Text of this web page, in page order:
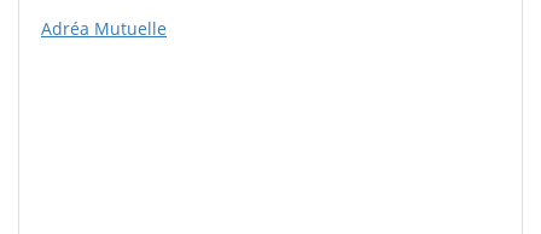
Adréa Mutuelle